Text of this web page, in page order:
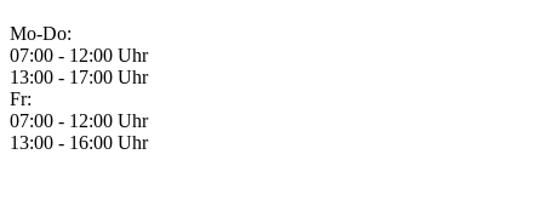
Mo-Do:
07:00 - 12:00 Uhr
13:00 - 17:00 Uhr
Fr:
07:00 - 12:00 Uhr
13:00 - 16:00 Uhr